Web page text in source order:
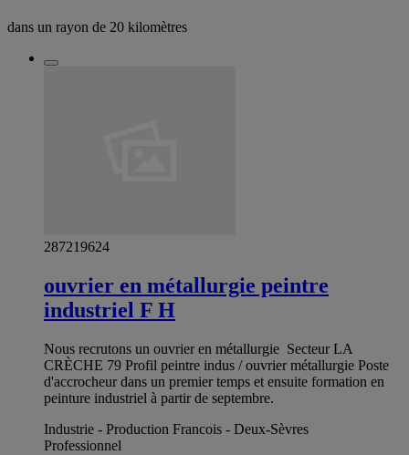
dans un rayon de 20 kilomètres
287219624
ouvrier en métallurgie peintre
industriel F H
Nous recrutons un ouvrier en métallurgie ‍‍ Secteur LA
CRÈCHE 79 Profil peintre indus / ouvrier métallurgie Poste
d'accrocheur dans un premier temps et ensuite formation en
peinture industriel à partir de septembre.
Industrie - Production Francois - Deux-Sèvres
Professionnel